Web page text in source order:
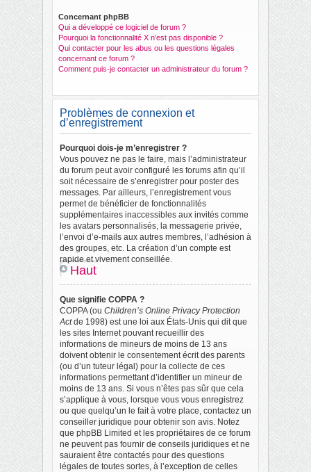
Concernant phpBB
Qui a développé ce logiciel de forum ?
Pourquoi la fonctionnalité X n’est pas disponible ?
Qui contacter pour les abus ou les questions légales
concernant ce forum ?
Comment puis-je contacter un administrateur du forum ?
Problèmes de connexion et
d’enregistrement
Pourquoi dois-je m’enregistrer ?
Vous pouvez ne pas le faire, mais l’administrateur
du forum peut avoir configuré les forums afin qu’il
soit nécessaire de s’enregistrer pour poster des
messages. Par ailleurs, l’enregistrement vous
permet de bénéficier de fonctionnalités
supplémentaires inaccessibles aux invités comme
les avatars personnalisés, la messagerie privée,
l’envoi d’e-mails aux autres membres, l’adhésion à
des groupes, etc. La création d’un compte est
rapide et vivement conseillée.
Haut
Que signifie COPPA ?
COPPA (ou Children’s Online Privacy Protection
Actde 1998) est une loi aux États-Unis qui dit que
les sites Internet pouvant recueillir des
informations de mineurs de moins de 13 ans
doivent obtenir le consentement écrit des parents
(ou d’un tuteur légal) pour la collecte de ces
informations permettant d’identifier un mineur de
moins de 13 ans. Si vous n’êtes pas sûr que cela
s’applique à vous, lorsque vous vous enregistrez
ou que quelqu’un le fait à votre place, contactez un
conseiller juridique pour obtenir son avis. Notez
que phpBB Limited et les propriétaires de ce forum
ne peuvent pas fournir de conseils juridiques et ne
sauraient être contactés pour des questions
légales de toutes sortes, à l’exception de celles